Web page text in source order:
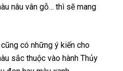
nâu vân gỗ… thì sẽ mang
có những ý kiến cho
sắc thuộc vào hành Thủy